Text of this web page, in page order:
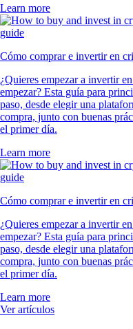
Learn more
Cómo comprar e invertir en
¿Quieres empezar a invertir
empezar? Esta guía para
paso, desde elegir una
compra, junto con buenas
el primer día.
Learn more
Cómo comprar e invertir en
¿Quieres empezar a invertir
empezar? Esta guía para
paso, desde elegir una
compra, junto con buenas
el primer día.
Learn more
Ver artículos